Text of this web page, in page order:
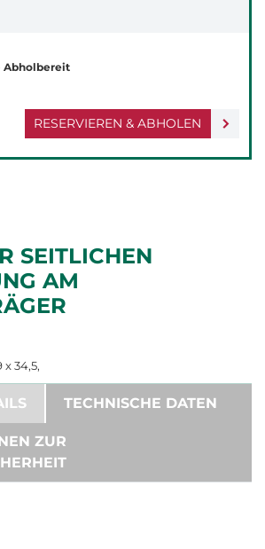
RESERVIEREN & ABHOLEN
Abholbereit
SEITLICHEN
AM
x 34,5,
TECHNISCHE DATEN
ZUR